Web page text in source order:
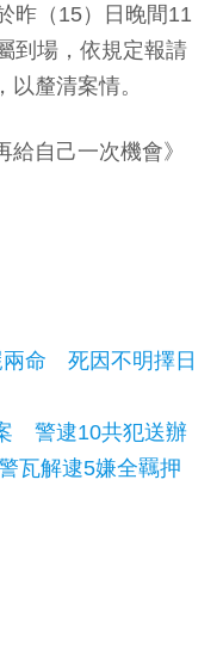
昨（15）日晚間11
到場，依規定報請
釐清案情。
給自己一次機會》
兩命 死因不明擇日
警逮10共犯送辦
瓦解逮5嫌全羈押